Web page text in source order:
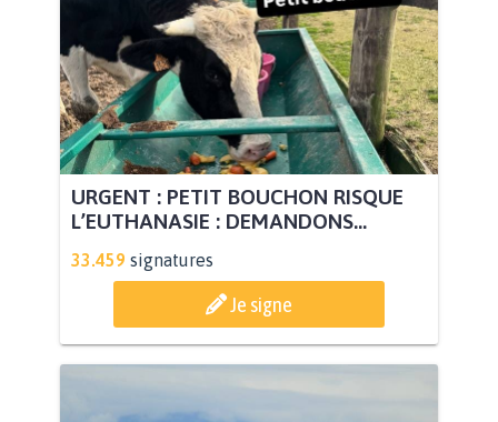
URGENT : PETIT BOUCHON RISQUE
L’EUTHANASIE : DEMANDONS...
33.459 signatures
Je signe